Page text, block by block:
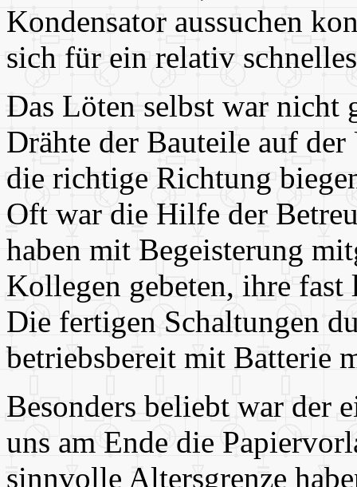
Kondensator aussuchen
sich für ein relativ
Das Löten selbst war nicht
Drähte der Bauteile auf
die richtige Richtung
Oft war die Hilfe der
haben mit Begeisterung
Kollegen gebeten, ihre fast
Die fertigen Schaltungen
betriebsbereit mit Batterie
Besonders beliebt war der
uns am Ende die
sinnvolle Altersgrenze